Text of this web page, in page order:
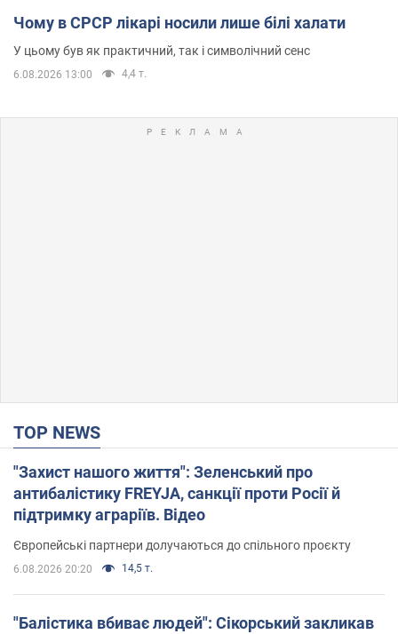
Чому в СРСР лікарі носили лише білі халати
У цьому був як практичний, так і символічний сенс
6.08.2026 13:00 4,4 т.
TOP NEWS
"Захист нашого життя": Зеленський про
антибалістику FREYJA, санкції проти Росії й
підтримку аграріїв. Відео
Європейські партнери долучаються до спільного проєкту
6.08.2026 20:20 14,5 т.
"Балістика вбиває людей": Сікорський закликав